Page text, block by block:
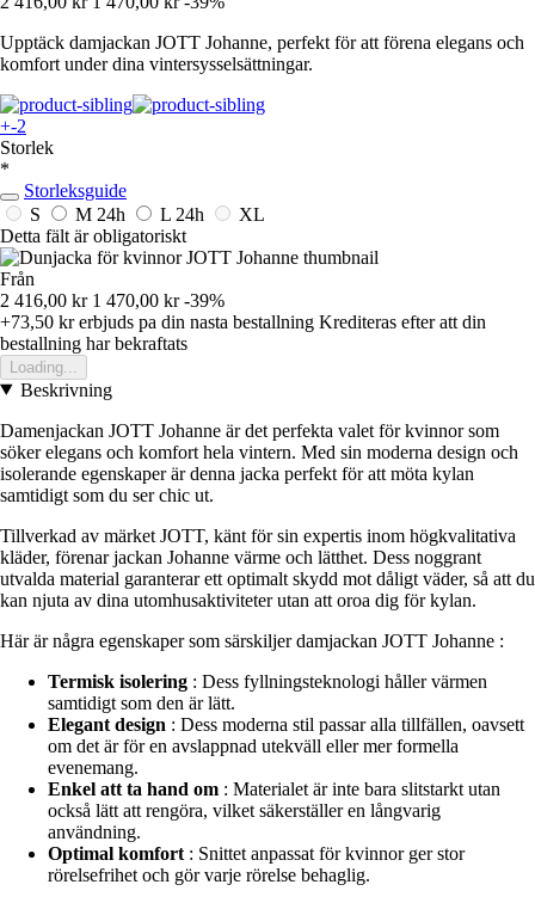
Upptäck damjackan JOTT Johanne, perfekt för att förena elegans och
komfort under dina vintersysselsättningar.
+-2
Storlek
*
Storleksguide
S
M 24h L 24h
XL
Detta fält är obligatoriskt
Från
2 416,00 kr 1 470,00 kr -39%
+73,50 krerbjuds pa din nasta bestallning Krediteras efter att din
bestallning har bekraftats
Loading...
Beskrivning
Damenjackan JOTT Johanne är det perfekta valet för kvinnor som
söker elegans och komfort hela vintern. Med sin moderna design och
isolerande egenskaper är denna jacka perfekt för att möta kylan
samtidigt som du ser chic ut.
Tillverkad av märket JOTT, känt för sin expertis inom högkvalitativa
kläder, förenar jackan Johanne värme och lätthet. Dess noggrant
utvalda material garanterar ett optimalt skydd mot dåligt väder, så att du
kan njuta av dina utomhusaktiviteter utan att oroa dig för kylan.
Här är några egenskaper som särskiljer damjackan JOTT Johanne :
Termisk isolering : Dess fyllningsteknologi håller värmen
samtidigt som den är lätt.
Elegant design : Dess moderna stil passar alla tillfällen, oavsett
om det är för en avslappnad utekväll eller mer formella
evenemang.
Enkel att ta hand om : Materialet är inte bara slitstarkt utan
också lätt att rengöra, vilket säkerställer en långvarig
användning.
Optimal komfort : Snittet anpassat för kvinnor ger stor
rörelsefrihet och gör varje rörelse behaglig.